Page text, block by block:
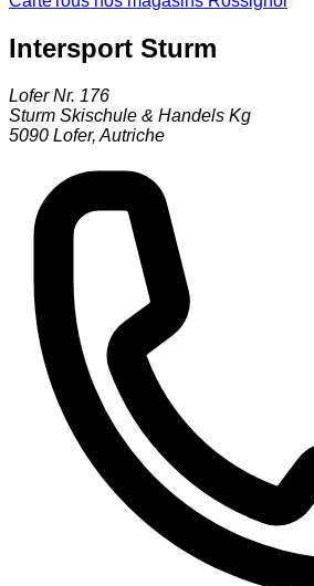
Intersport Sturm
Lofer Nr. 176
Sturm Skischule & Handels Kg
5090 Lofer, Autriche